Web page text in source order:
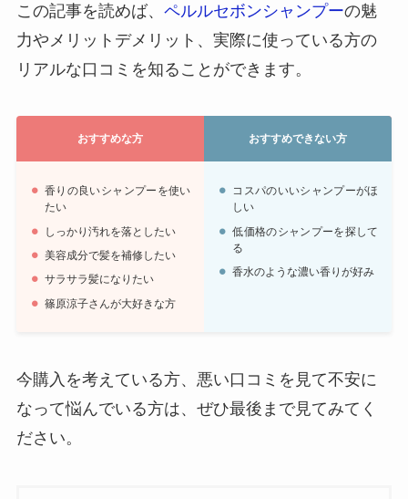
この記事を読めば、 ペルルセボンシャンプーの魅
力やメリットデメリット、実際に使っている方の
リアルな口コミを知ることができます。
おすすめな方 おすすめできない方
香りの良いシャンプーを使い
たい
しっかり汚れを落としたい
美容成分で髪を補修したい
サラサラ髪になりたい
篠原涼子さんが大好きな方
コスパのいいシャンプーがほ
しい
低価格のシャンプーを探して
る
香水のような濃い香りが好み
今購入を考えている方、悪い口コミを見て不安に
なって悩んでいる方は、ぜひ最後まで見てみてく
ださい。